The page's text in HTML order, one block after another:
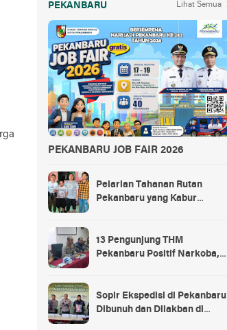
PEKANBARU Lihat Semua
PEKANBARU JOB FAIR 2026
Pelarian Tahanan Rutan
Pekanbaru yang Kabur
13 Pengunjung THM
Pekanbaru Positif Narkoba,
Sopir Ekspedisi di Pekanbaru
Dibunuh dan Dilakban di